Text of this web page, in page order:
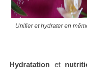
Unifier et hydrater en
Hydratationet